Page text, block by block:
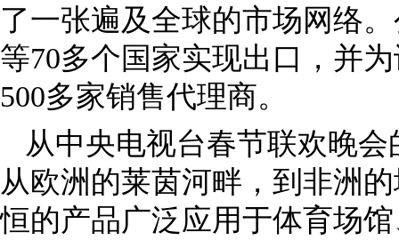
了一张遍及全球的市场网络
等70多个国家实现出口，并
500多家销售代理商。
从中央电视台春节联欢晚
从欧洲的莱茵河畔，到非洲
恒的产品广泛应用于体育场